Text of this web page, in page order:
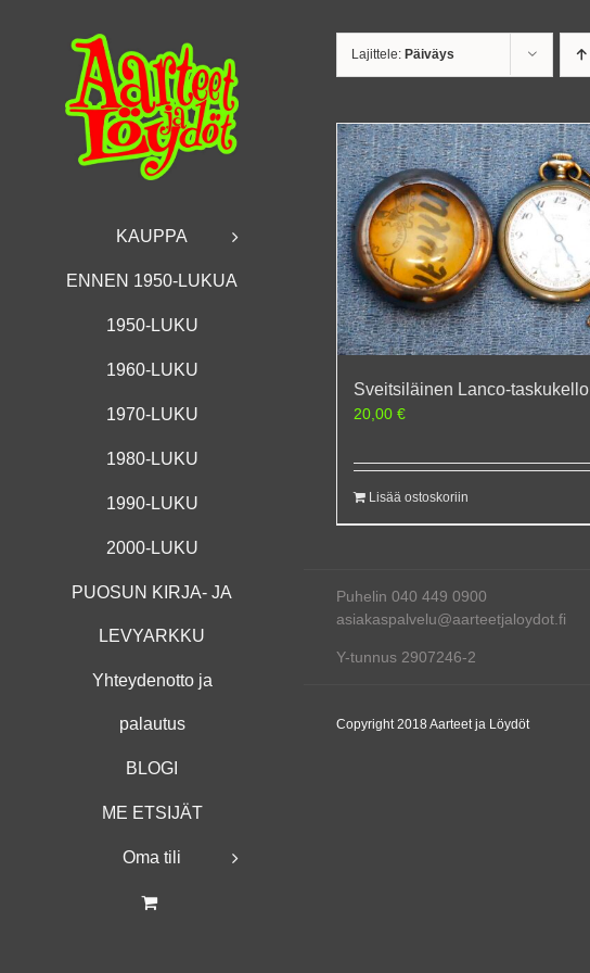
KAUPPA
ENNEN 1950-LUKUA
1950-LUKU
1960-LUKU
1970-LUKU
1980-LUKU
1990-LUKU
2000-LUKU
PUOSUN KIRJA- JA
LEVYARKKU
Yhteydenotto ja
palautus
BLOGI
ME ETSIJÄT
Oma tili
Lajittele: Päiväys
Sveitsiläinen Lanco-taskukello
20,00 €
Lisää ostoskoriin
Puhelin 040 449 0900
asiakaspalvelu@aarteetjaloydot.fi
Y-tunnus 2907246-2
Copyright 2018 Aarteet ja Löydöt